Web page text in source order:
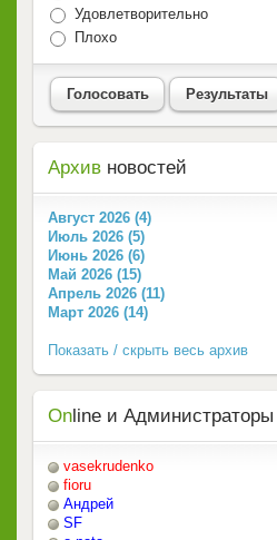
Удовлетворительно
Плохо
Голосовать Результаты
Архив новостей
Август 2026 (4)
Июль 2026 (5)
Июнь 2026 (6)
Май 2026 (15)
Апрель 2026 (11)
Март 2026 (14)
Показать / скрыть весь архив
On line и Администраторы
vasekrudenko
fioru
Андрей
SF